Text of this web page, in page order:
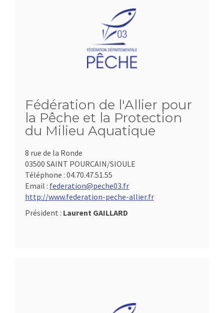
Fédération de l'Allier pour
la Pêche et la Protection
du Milieu Aquatique
8 rue de la Ronde
03500 SAINT POURCAIN/SIOULE
Téléphone : 04.70.47.51.55
Email : federation@peche03.fr
http://www.federation-peche-allier.fr
Président : Laurent GAILLARD